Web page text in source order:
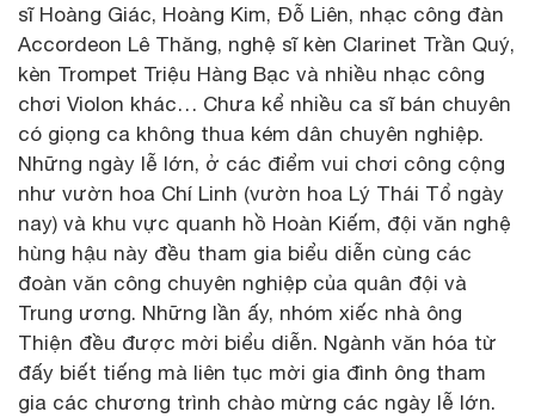
sĩ Hoàng Giác, Hoàng Kim, Đỗ Liên, nhạc công đàn
Accordeon Lê Thăng, nghệ sĩ kèn Clarinet Trần Quý,
kèn Trompet Triệu Hàng Bạc và nhiều nhạc công
chơi Violon khác… Chưa kể nhiều ca sĩ bán chuyên
có giọng ca không thua kém dân chuyên nghiệp.
Những ngày lễ lớn, ở các điểm vui chơi công cộng
như vườn hoa Chí Linh (vườn hoa Lý Thái Tổ ngày
nay) và khu vực quanh hồ Hoàn Kiếm, đội văn nghệ
hùng hậu này đều tham gia biểu diễn cùng các
đoàn văn công chuyên nghiệp của quân đội và
Trung ương. Những lần ấy, nhóm xiếc nhà ông
Thiện đều được mời biểu diễn. Ngành văn hóa từ
đấy biết tiếng mà liên tục mời gia đình ông tham
gia các chương trình chào mừng các ngày lễ lớn.